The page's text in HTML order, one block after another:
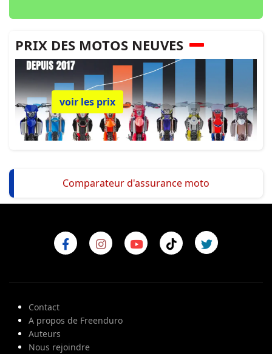
PRIX DES MOTOS NEUVES
voir les prix
Comparateur d'assurance moto
Contact
A propos de Freenduro
Auteurs
Nous rejoindre